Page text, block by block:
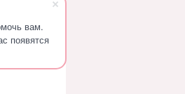
вам.
появятся